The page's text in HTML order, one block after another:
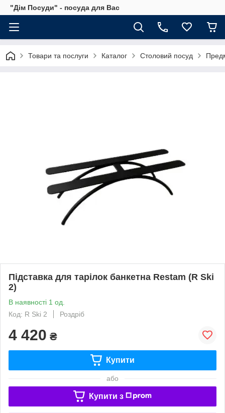
"Дім Посуди" - посуда для Вас
Товари та послуги Каталог Столовий посуд
Підставка для тарілок банкетна Restam (R Ski
2)
В наявності 1 од.
Код: R Ski 2
Роздріб
4 420 ₴
Купити
або
Купити з